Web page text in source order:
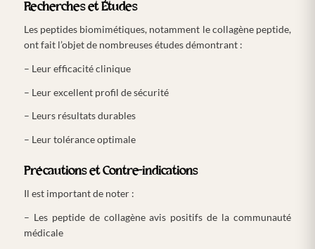
Recherches et Études
Les peptides biomimétiques, notamment le collagène peptide,
ont fait l’objet de nombreuses études démontrant :
– Leur efficacité clinique
– Leur excellent profil de sécurité
– Leurs résultats durables
– Leur tolérance optimale
Précautions et Contre-indications
Il est important de noter :
– Les peptide de collagène avis positifs de la communauté
médicale